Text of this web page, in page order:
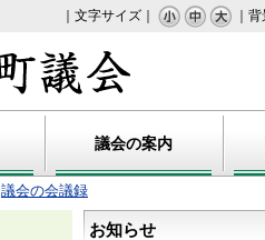
｜文字サイズ｜ ｜
議会の案内
議会の会議録
お知らせ